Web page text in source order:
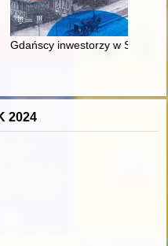
szlacheckich w XVI-
Gdańscy inwestorzy w
2024